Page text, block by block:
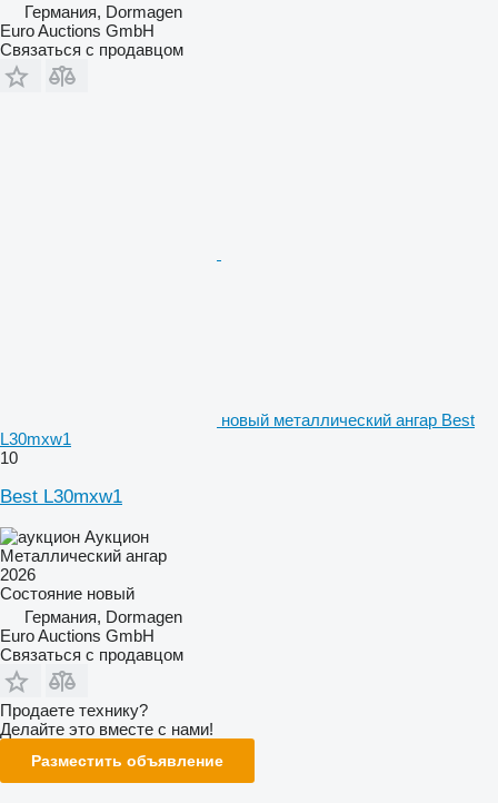
Германия, Dormagen
Euro Auctions GmbH
Связаться с продавцом
новый металлический ангар Best
L30mxw1
10
Best L30mxw1
Аукцион
Металлический ангар
2026
Состояние новый
Германия, Dormagen
Euro Auctions GmbH
Связаться с продавцом
Продаете технику?
Делайте это вместе с нами!
Разместить объявление